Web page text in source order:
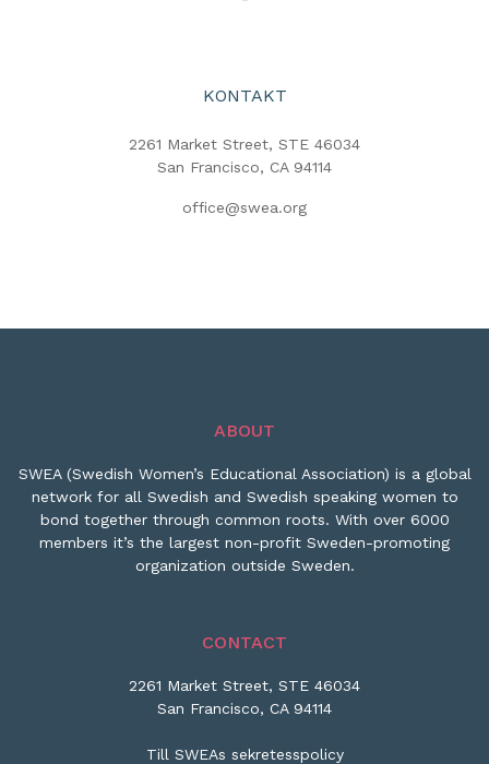
KONTAKT
2261 Market Street, STE 46034
San Francisco, CA 94114
office@swea.org
ABOUT
SWEA (Swedish Women’s Educational Association) is a global
network for all Swedish and Swedish speaking women to
bond together through common roots. With over 6000
members it’s the largest non-profit Sweden-promoting
organization outside Sweden.
CONTACT
2261 Market Street, STE 46034
San Francisco, CA 94114
Till SWEAs sekretesspolicy